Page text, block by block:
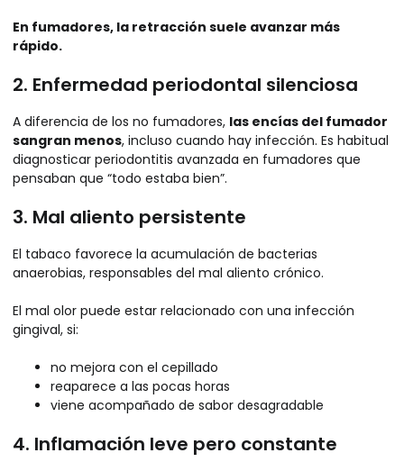
En fumadores, la retracción suele avanzar más
rápido.
2. Enfermedad periodontal silenciosa
A diferencia de los no fumadores, las encías del fumador
sangran menos, incluso cuando hay infección. Es habitual
diagnosticar periodontitis avanzada en fumadores que
pensaban que “todo estaba bien”.
3. Mal aliento persistente
El tabaco favorece la acumulación de bacterias
anaerobias, responsables del mal aliento crónico.
El mal olor puede estar relacionado con una infección
gingival, si:
no mejora con el cepillado
reaparece a las pocas horas
viene acompañado de sabor desagradable
4. Inflamación leve pero constante